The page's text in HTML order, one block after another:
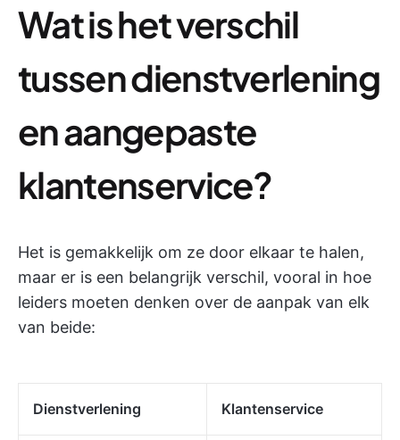
Wat is het verschil
tussen dienstverlening
en aangepaste
klantenservice?
Het is gemakkelijk om ze door elkaar te halen,
maar er is een belangrijk verschil, vooral in hoe
leiders moeten denken over de aanpak van elk
van beide:
Dienstverlening Klantenservice